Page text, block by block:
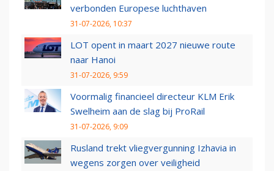
verbonden Europese luchthaven
31-07-2026, 10:37
LOT opent in maart 2027 nieuwe route
naar Hanoi
31-07-2026, 9:59
Voormalig financieel directeur KLM Erik
Swelheim aan de slag bij ProRail
31-07-2026, 9:09
Rusland trekt vliegvergunning Izhavia in
wegens zorgen over veiligheid